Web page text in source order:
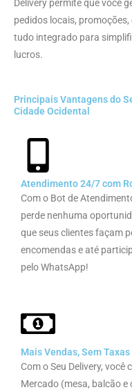
Delivery permite que você
pedidos locais,
tudo integrado para
lucros.
Principais Vantagens do
Cidade Ocidental
Atendimento 24/7 com
Com o Bot de
perde nenhuma
que seus clientes façam
encomendas e até
pelo WhatsApp!
Mais Vendas, Sem
Com o Seu Delivery,
Mercado (mesa, balcão e